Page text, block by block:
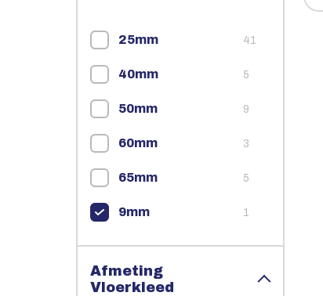
25mm 41
40mm 5
50mm 9
60mm 3
65mm 5
9mm 1
Afmeting
Vloerkleed